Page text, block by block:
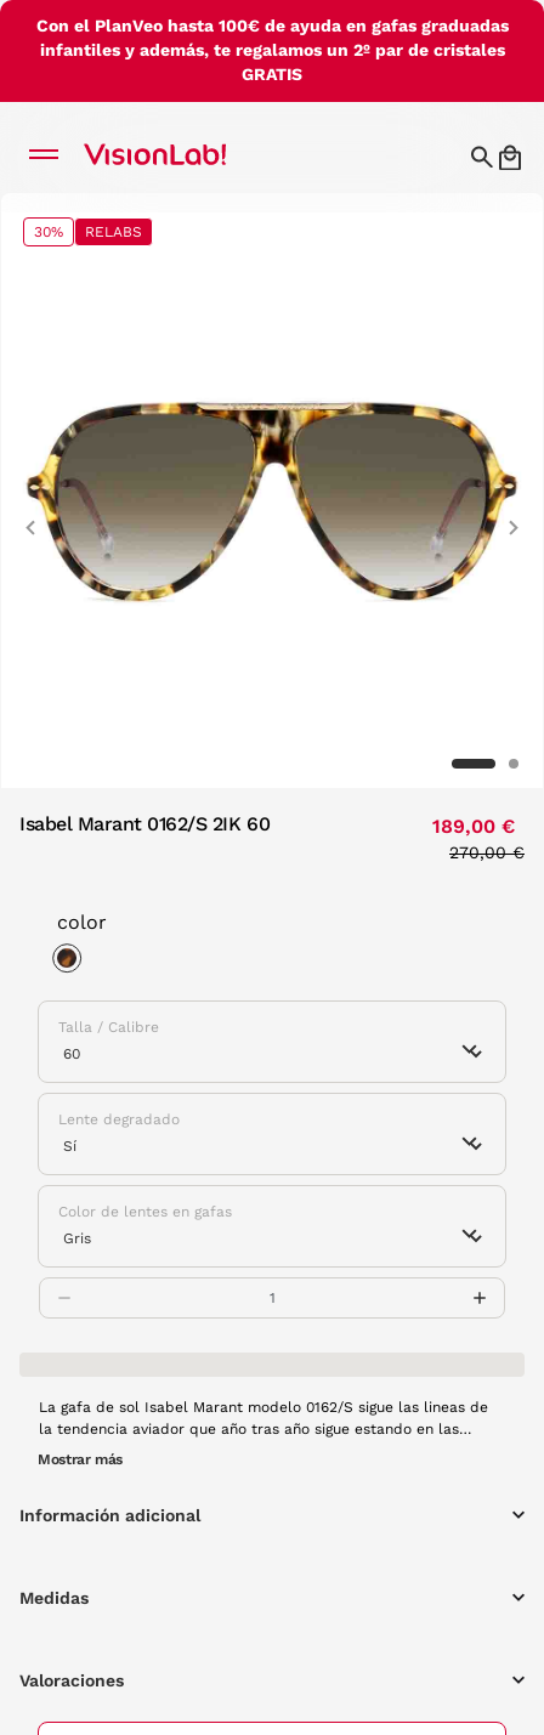
Con el PlanVeo hasta 100€ de ayuda en gafas graduadas
infantiles y además, te regalamos un 2º par de cristales
GRATIS
30% RELABS
Previous
Isabel Marant 0162/S 2IK 60 189,00 €
Price
270,00 €
color
Talla / Calibre
Lente degradado
Color de lentes en gafas
La gafa de sol Isabel Marant modelo 0162/S sigue las lineas de
la tendencia aviador que año tras año sigue estando en las
colecciones de todos los diseñadores de gafas. Esta montura es
Mostrar más
Información adicional
Medidas
Valoraciones